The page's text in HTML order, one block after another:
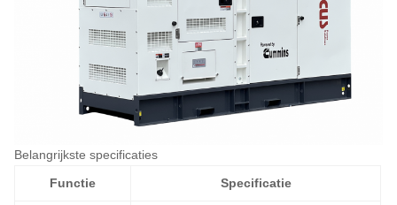
Belangrijkste specificaties
Functie
Specificatie